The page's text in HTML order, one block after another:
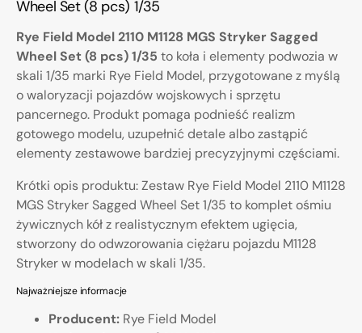
Wheel Set (8 pcs) 1/35
Rye Field Model 2110 M1128 MGS Stryker Sagged
Wheel Set (8 pcs) 1/35 to koła i elementy podwozia w
skali 1/35 marki Rye Field Model, przygotowane z myślą
o waloryzacji pojazdów wojskowych i sprzętu
pancernego. Produkt pomaga podnieść realizm
gotowego modelu, uzupełnić detale albo zastąpić
elementy zestawowe bardziej precyzyjnymi częściami.
Krótki opis produktu: Zestaw Rye Field Model 2110 M1128
MGS Stryker Sagged Wheel Set 1/35 to komplet ośmiu
żywicznych kół z realistycznym efektem ugięcia,
stworzony do odwzorowania ciężaru pojazdu M1128
Stryker w modelach w skali 1/35.
Najważniejsze informacje
Producent: Rye Field Model